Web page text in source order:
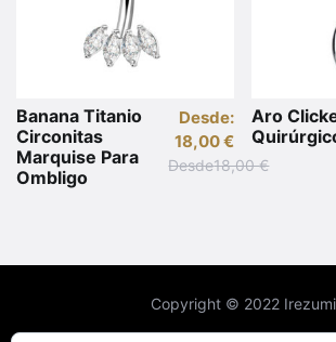
de
producto
Banana Titanio
Circonitas
Marquise Para
Ombligo
Desde18,00€
Desde:
18,00€
tiene
Aro
Este
variantes.
Las
Copyright © 2022 Irezumi